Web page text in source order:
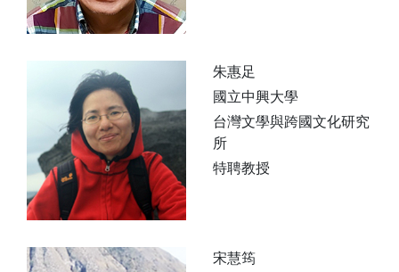
朱惠足
國立中興大學
台灣文學與跨國文化研究
所
特聘教授
宋慧筠